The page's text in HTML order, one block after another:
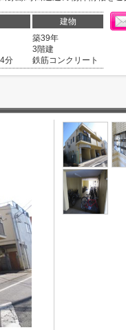
建物
分
築39年
3階建
鉄筋コンクリート